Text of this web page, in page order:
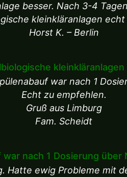
besser. Nach 3-4
kleinkläranlagen
Horst K. – Berlin
war nach 1
Echt zu empfehlen.
Gruß aus Limburg
Fam. Scheidt
war nach 1 Dosierung über
Hatte ewig Probleme mit